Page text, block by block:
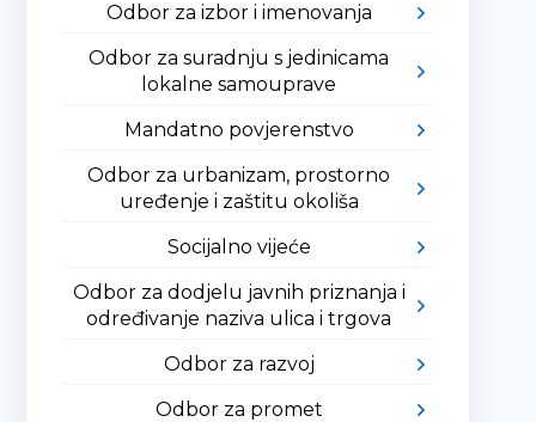
Odbor za izbor i imenovanja
Odbor za suradnju s jedinicama
lokalne samouprave
Mandatno povjerenstvo
Odbor za urbanizam, prostorno
uređenje i zaštitu okoliša
Socijalno vijeće
Odbor za dodjelu javnih priznanja i
određivanje naziva ulica i trgova
Odbor za razvoj
Odbor za promet